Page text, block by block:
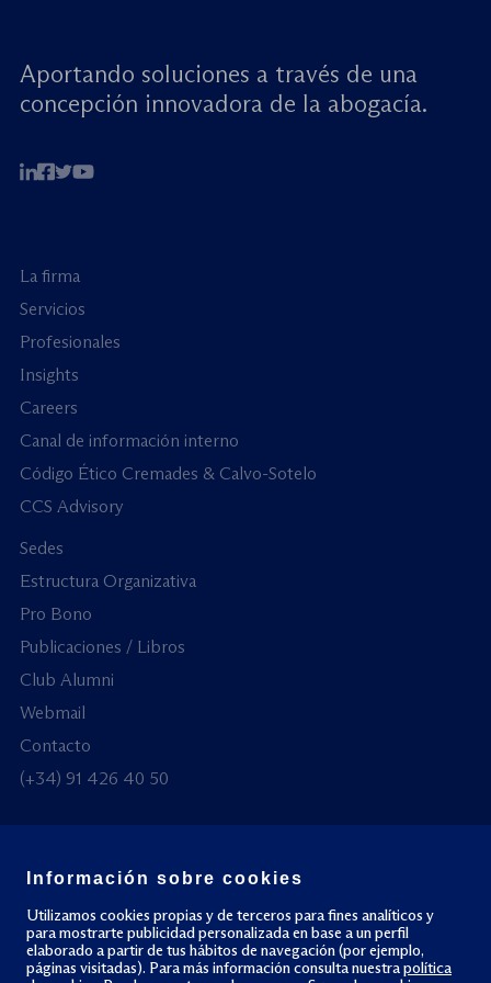
Aportando soluciones a través de una
concepción innovadora de la abogacía.
La firma
Servicios
Profesionales
Insights
Careers
Canal de información interno
Código Ético Cremades & Calvo-Sotelo
CCS Advisory
Sedes
Estructura Organizativa
Pro Bono
Publicaciones / Libros
Club Alumni
Webmail
Contacto
(+34) 91 426 40 50
© Todos los derechos reservados
Política de privacidad Política de cookies
Información sobre cookies
Utilizamos cookies propias y de terceros para fines analíticos y
para mostrarte publicidad personalizada en base a un perfil
elaborado a partir de tus hábitos de navegación (por ejemplo,
páginas visitadas). Para más información consulta nuestrapolítica